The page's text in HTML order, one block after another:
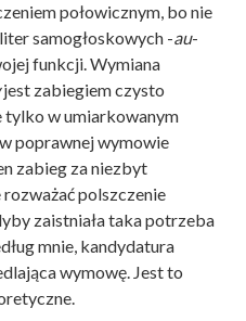
połowicznym, bo nie
samogłoskowych -au-
funkcji. Wymiana
jest zabiegiem czysto
tylko w umiarkowanym
poprawnej wymowie
zabieg za niezbyt
polszczenie
zaistniała taka potrzeba
mnie, kandydatura
wymowę. Jest to